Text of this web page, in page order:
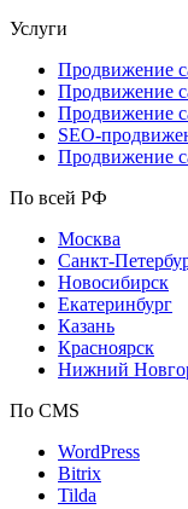
Услуги
Продвижение
Продвижение
Продвижение
SEO-
Продвижение
По всей РФ
Москва
Санкт-
Новосибирск
Екатеринбург
Казань
Красноярск
Нижний
По CMS
WordPress
Bitrix
Tilda